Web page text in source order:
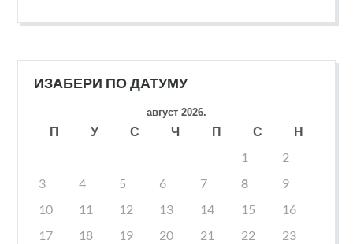
ИЗАБЕРИ ПО ДАТУМУ
август 2026.
П У С Ч П С
Н
1
2
3
4 5 6 7 8
9
10
11 12 13 14 15
16
17
18 19 20 21 22
23